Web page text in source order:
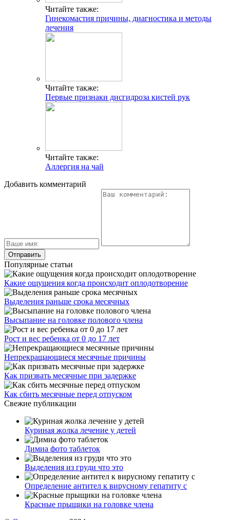
Читайте также:
Гинекомастия причины, диагностика и методы
лечения
Читайте также:
Первые признаки дисгидроза кистей рук
Читайте также:
Аллергия на чай
Добавить комментарий
Популярные статьи
Какие ощущения когда происходит оплодотворение
Выделения раньше срока месячных
Высыпание на головке полового члена
Рост и вес ребенка от 0 до 17 лет
Непрекращающиеся месячные причины
Как призвать месячные при задержке
Как сбить месячные перед отпуском
Свежие публикации
Куриная жолка лечение у детей
Димиа фото таблеток
Выделения из груди что это
Определение антител к вирусному гепатиту с
Красные прыщики на головке члена